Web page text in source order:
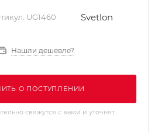
UG1460 Svetlon
Нашли дешевле?
О ПОСТУПЛЕНИИ
свяжутся с вами и уточнят